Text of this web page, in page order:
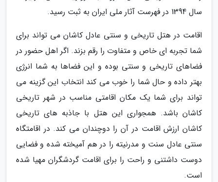
سال 1394 در فهرست آثار ملی ایران به ثبت رسید.
اقامت در هتل تاریخی و سنتی عادل کاشان می تواند برای
شما تجربه ای خاص و متفاوت را رقم بزند. اگر اهل حضور در
فضاهای تاریخی و سنتی بوده و این فضاها به شما انرژی
بهتر داده و حال شما را خوب می کند انتخاب این گزینه می
تواند برای شما یک مکان اقامتی مناسب در شهر تاریخی
کاشان باشد. همجواری این هتل با جاذبه های تاریخی
کاشان ارزش اقامت در آن را دوچندان می کند. در اقامتگاه
سنتی عادل سنت و مدرنیته را در هم آمیخته شده و فضایی
دوست داشتنی و راحت را برای اقامت گردشگران مهیا شده
است.